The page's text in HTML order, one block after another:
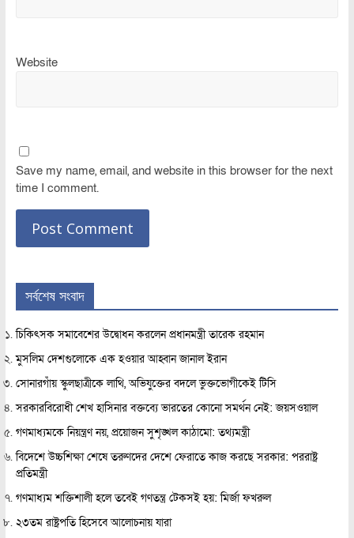
Website
Save my name, email, and website in this browser for the next
time I comment.
সর্বশেষ সংবাদ
চিকিৎসক সমাবেশের উদ্বোধন করলেন প্রধানমন্ত্রী তারেক রহমান
মুসলিম দেশগুলোকে এক হওয়ার আহ্বান জানাল ইরান
সোনারগাঁয় স্কুলছাত্রীকে লাথি, অভিযুক্তের বদলে ভুক্তভোগীকেই টিসি
সরকারবিরোধী শেখ হাসিনার বক্তব্যে ভারতের কোনো সমর্থন নেই: জয়সওয়াল
গণমাধ্যমকে নিয়ন্ত্রণ নয়, প্রয়োজন সুশৃঙ্খল কাঠামো: তথ্যমন্ত্রী
বিদেশে উচ্চশিক্ষা শেষে তরুণদের দেশে ফেরাতে কাজ করছে সরকার: পররাষ্ট্র
প্রতিমন্ত্রী
গণমাধ্যম শক্তিশালী হলে তবেই গণতন্ত্র টেকসই হয়: মির্জা ফখরুল
২৩তম রাষ্ট্রপতি হিসেবে আলোচনায় যারা